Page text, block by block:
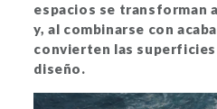
espacios se transforman
y, al combinarse con
convierten las
diseño.